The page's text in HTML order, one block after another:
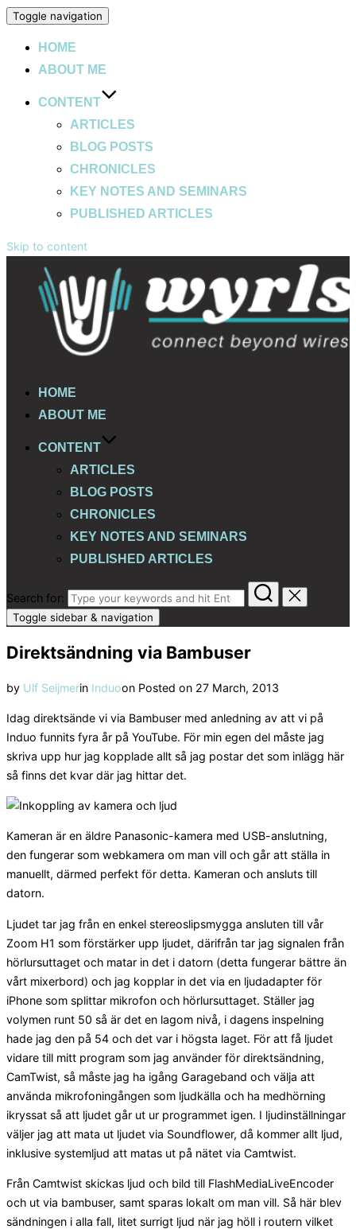
Toggle navigation
HOME
ABOUT ME
CONTENT
ARTICLES
BLOG POSTS
CHRONICLES
KEY NOTES AND SEMINARS
PUBLISHED ARTICLES
Skip to content
HOME
ABOUT ME
CONTENT
ARTICLES
BLOG POSTS
CHRONICLES
KEY NOTES AND SEMINARS
PUBLISHED ARTICLES
Search for:
Toggle sidebar & navigation
Direktsändning via Bambuser
by Ulf Seijmerin Induoon Posted on 27 March, 2013
Idag direktsände vi via Bambuser med anledning av att vi på
Induo funnits fyra år på YouTube. För min egen del måste jag
skriva upp hur jag kopplade allt så jag postar det som inlägg här
så finns det kvar där jag hittar det.
Kameran är en äldre Panasonic-kamera med USB-anslutning,
den fungerar som webkamera om man vill och går att ställa in
manuellt, därmed perfekt för detta. Kameran och ansluts till
datorn.
Ljudet tar jag från en enkel stereoslipsmygga ansluten till vår
Zoom H1 som förstärker upp ljudet, därifrån tar jag signalen från
hörlursuttaget och matar in det i datorn (detta fungerar bättre än
vårt mixerbord) och jag kopplar in det via en ljudadapter för
iPhone som splittar mikrofon och hörlursuttaget. Ställer jag
volymen runt 50 så är det en lagom nivå, i dagens inspelning
hade jag den på 54 och det var i högsta laget. För att få ljudet
vidare till mitt program som jag använder för direktsändning,
CamTwist, så måste jag ha igång Garageband och välja att
använda mikrofoningången som ljudkälla och ha medhörning
ikryssat så att ljudet går ut ur programmet igen. I ljudinställningar
väljer jag att mata ut ljudet via Soundflower, då kommer allt ljud,
inklusive systemljud att matas ut på nätet via Camtwist.
Från Camtwist skickas ljud och bild till FlashMediaLiveEncoder
och ut via bambuser, samt sparas lokalt om man vill. Så här blev
sändningen i alla fall, litet surrigt ljud när jag höll i routern vilket